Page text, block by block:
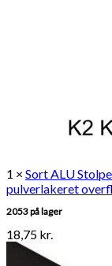
1 × Sort ALU
pulverlakeret
2053 på lager
18,75 kr.